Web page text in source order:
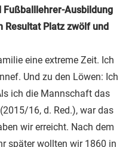
Fußballlehrer-Ausbildung
Platz zwölf und
eine extreme Zeit. Ich
Und zu den Löwen: Ich
ich die Mannschaft das
16, d. Red.), war das
wir erreicht. Nach dem
später wollten wir 1860 in